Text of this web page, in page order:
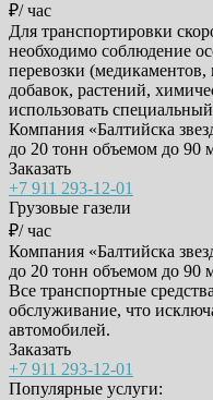
₽/ час
Для транспортировки
необходимо соблюдение
перевозки
добавок, растений,
использовать
Компания «Балтийска
до 20 тонн объемом до 90
Заказать
+7 911 293-12-01
Грузовые газели
₽/ час
Компания «Балтийска
до 20 тонн объемом до 90
Все транспортные
обслуживание, что
автомобилей.
Заказать
+7 911 293-12-01
Популярные услуги: